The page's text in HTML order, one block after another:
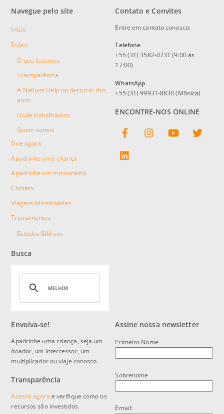
Navegue pelo site
Início
Sobre
O que fazemos
Transparência
A Nations Help no decorrer dos
anos
Onde trabalhamos
Quem somos
Doe agora
Apadrinhe uma criança
Apadrinhe um missionário
Contato
Viagens Missionárias
Treinamentos
Estudos Bíblicos
Busca
Contato e Convites
Entre em contato conosco:
Telefone
+55 (31) 3582-0731 (9:00 às
17:00)
WhatsApp
+55 (31) 99931-8830 (Mônica)
ENCONTRE-NOS ONLINE
Envolva-se!
Apadrinhe uma criança, seja um
doador, um intercessor, um
multiplicador ou viaje conosco.
Transparência
Acesse agora e verifique como os
recursos são investidos.
Assine nossa newsletter
Primeiro Nome
Sobrenome
Email: